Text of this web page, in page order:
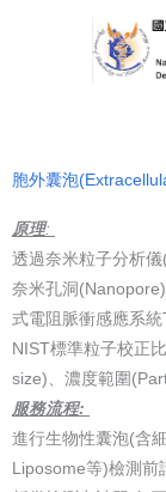
胞外囊泡
原理:
透過奈米粒子分析
奈米孔洞
式電阻脈衝感應系
NIST標準粒子校正
size)、濃度範圍
服務流程:
進行生物性囊泡(含
Liposome等)檢測前